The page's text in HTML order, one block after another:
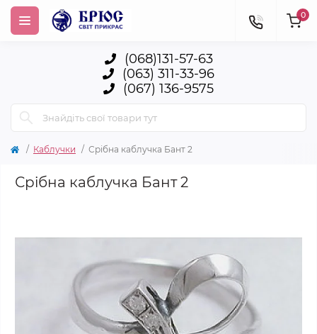
(068)131-57-63
(063) 311-33-96
(067) 136-9575
0
Каблучки Срібна каблучка Бант 2
Срібна каблучка Бант 2